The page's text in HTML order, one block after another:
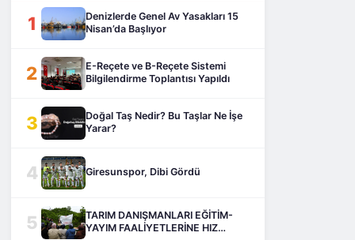
1
Denizlerde Genel Av Yasakları 15
Nisan’da Başlıyor
2
E-Reçete ve B-Reçete Sistemi
Bilgilendirme Toplantısı Yapıldı
3
Doğal Taş Nedir? Bu Taşlar Ne İşe
Yarar?
4 Giresunspor, Dibi Gördü
5
TARIM DANIŞMANLARI EĞİTİM-
YAYIM FAALİYETLERİNE HIZ